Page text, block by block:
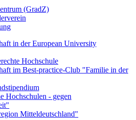
(GradZ)